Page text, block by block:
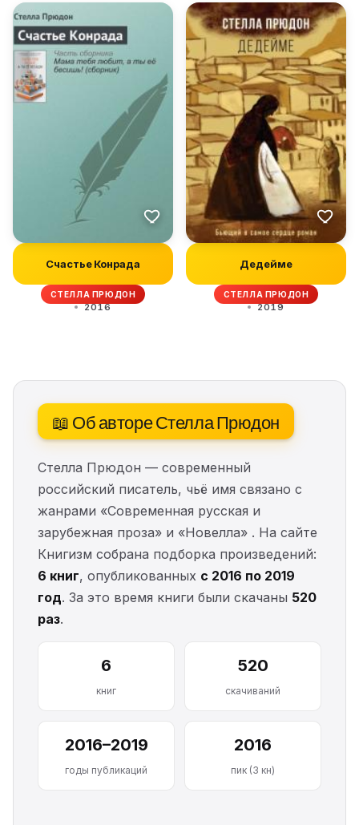
Счастье Конрада
СТЕЛЛА ПРЮДОН
2016
Дедейме
СТЕЛЛА ПРЮДОН
2019
📖 Об авторе Стелла Прюдон
Стелла Прюдон — современный
российский писатель, чьё имя связано с
жанрами «Современная русская и
зарубежная проза» и «Новелла» . На сайте
Книгизм собрана подборка произведений:
6 книг, опубликованных с 2016 по 2019
год. За это время книги были скачаны 520
раз.
6
книг
520
скачиваний
2016–2019
годы публикаций
2016
пик (3 кн)